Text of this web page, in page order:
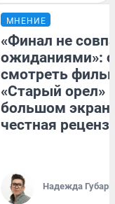
МНЕНИЕ
«Финал не
ожиданиями»:
смотреть
«Старый орел»
большом
честная
Надежда Губарь